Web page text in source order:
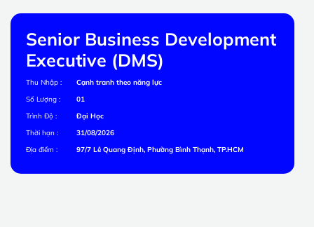
Senior Business Development
Executive (DMS)
Thu Nhập :
Cạnh tranh theo năng lực
Số Lượng :
01
Trình Độ :
Đại Học
Thời hạn :
31/08/2026
Địa điểm :
97/7 Lê Quang Định, Phường Bình Thạnh, TP.HCM